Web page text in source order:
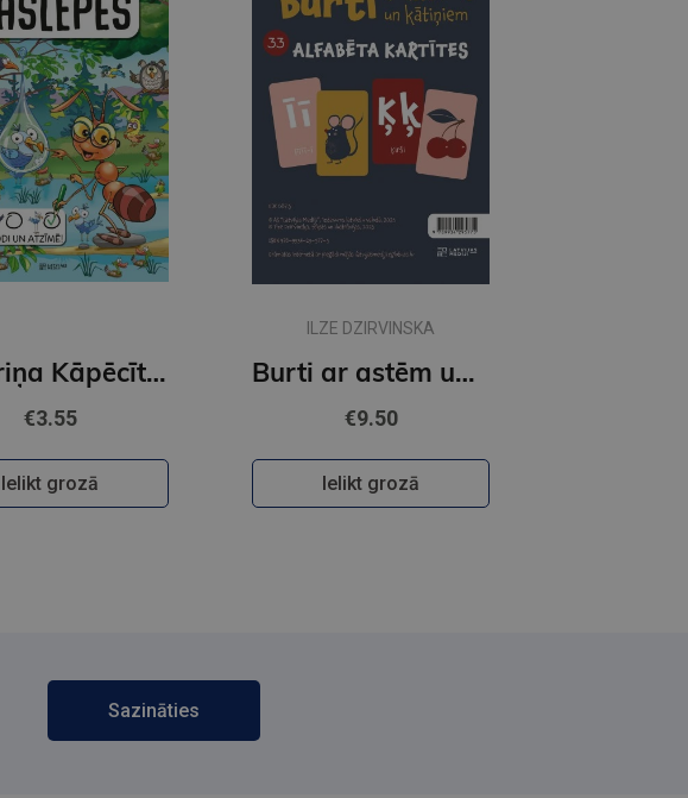
Skudriņa Kāpēcīte. Paslēpes. Atrodi un atzīmē!
€3.55
Ielikt grozā
ILZE DZIRVINSKA
Burti ar astēm un kātiņiem. Alfabēta kartītes
€9.50
Ielikt grozā
Sazināties